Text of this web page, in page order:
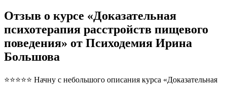
Отзыв о курсе «Доказательная
психотерапия расстройств пищевого
поведения» от Психодемия Ирина
Большова
⭐⭐⭐⭐⭐ Начну с небольшого описания курса «Доказательная